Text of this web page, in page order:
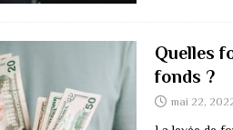
Quelles
fonds ?
mai 22,